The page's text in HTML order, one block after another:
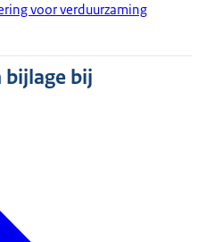
voor verduurzaming
bijlage bij